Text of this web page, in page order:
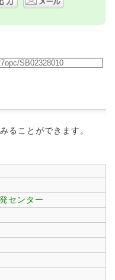
ることができます。
センター